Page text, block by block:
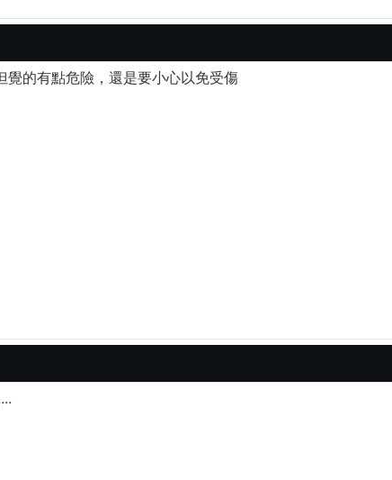
的有點危險，還是要小心以免受傷